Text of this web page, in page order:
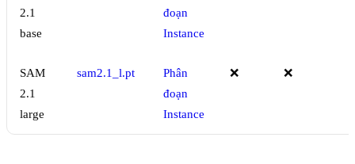
2.1
base
đoạn
Instance
SAM
2.1
large
sam2.1_l.pt
Phân
đoạn
Instance
❌ ❌